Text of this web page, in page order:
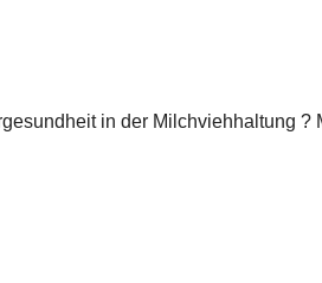
in der Milchviehhaltung